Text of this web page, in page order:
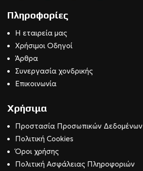
Πληροφορίες
Η εταιρεία μας
Χρήσιμοι Οδηγοί
Άρθρα
Συνεργασία χονδρικής
Επικοινωνία
Χρήσιμα
Προστασία Προσωπικών Δεδομένων
Πολιτική Cookies
Όροι χρήσης
Πολιτική Ασφάλειας Πληροφοριών